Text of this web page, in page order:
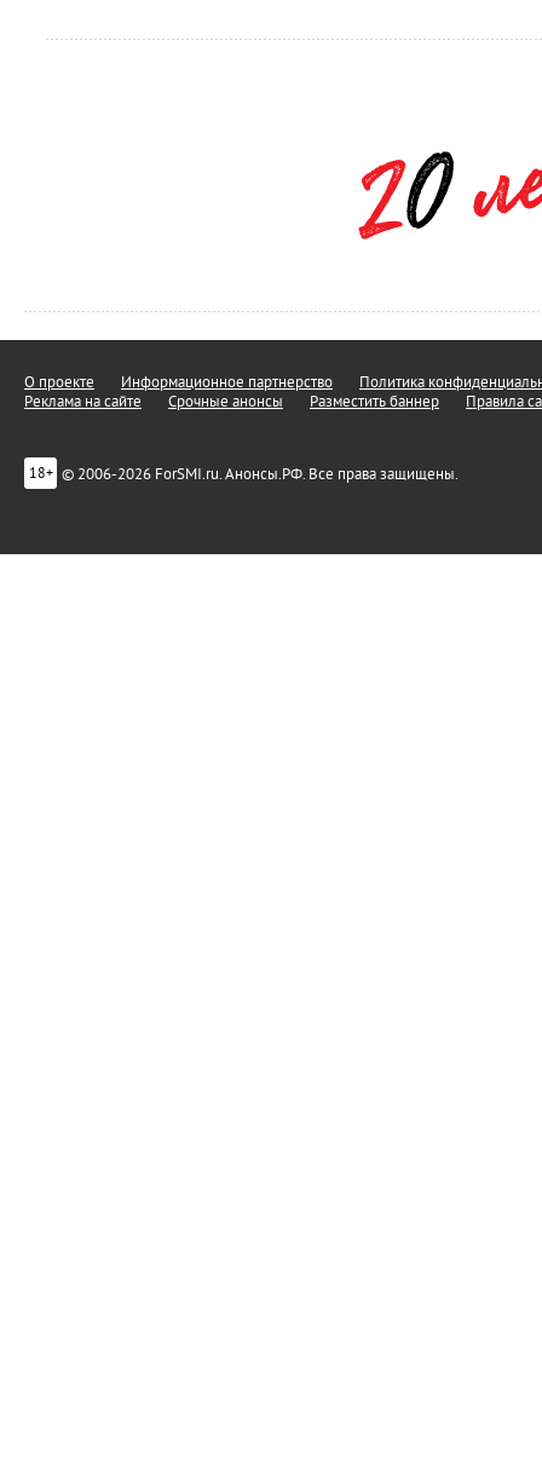
О проекте Информационное партнерство
Политика
Реклама на сайте
Срочные анонсы Разместить баннер Правила
18+ © 2006-2026 ForSMI.ru. Анонсы.РФ. Все права защищены.